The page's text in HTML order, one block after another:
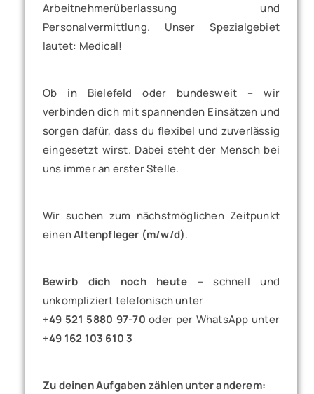
Arbeitnehmerüberlassung und
Personalvermittlung. Unser Spezialgebiet
lautet: Medical!
Ob in Bielefeld oder bundesweit – wir
verbinden dich mit spannenden Einsätzen und
sorgen dafür, dass du flexibel und zuverlässig
eingesetzt wirst. Dabei steht der Mensch bei
uns immer an erster Stelle.
Wir suchen zum nächstmöglichen Zeitpunkt
einenAltenpfleger (m/w/d).
Bewirb dich noch heute – schnell und
unkompliziert telefonisch unter
+49 521 5880 97-70 oder per WhatsApp unter
+49 162 103 610 3
Zu deinen Aufgaben zählen unter anderem: